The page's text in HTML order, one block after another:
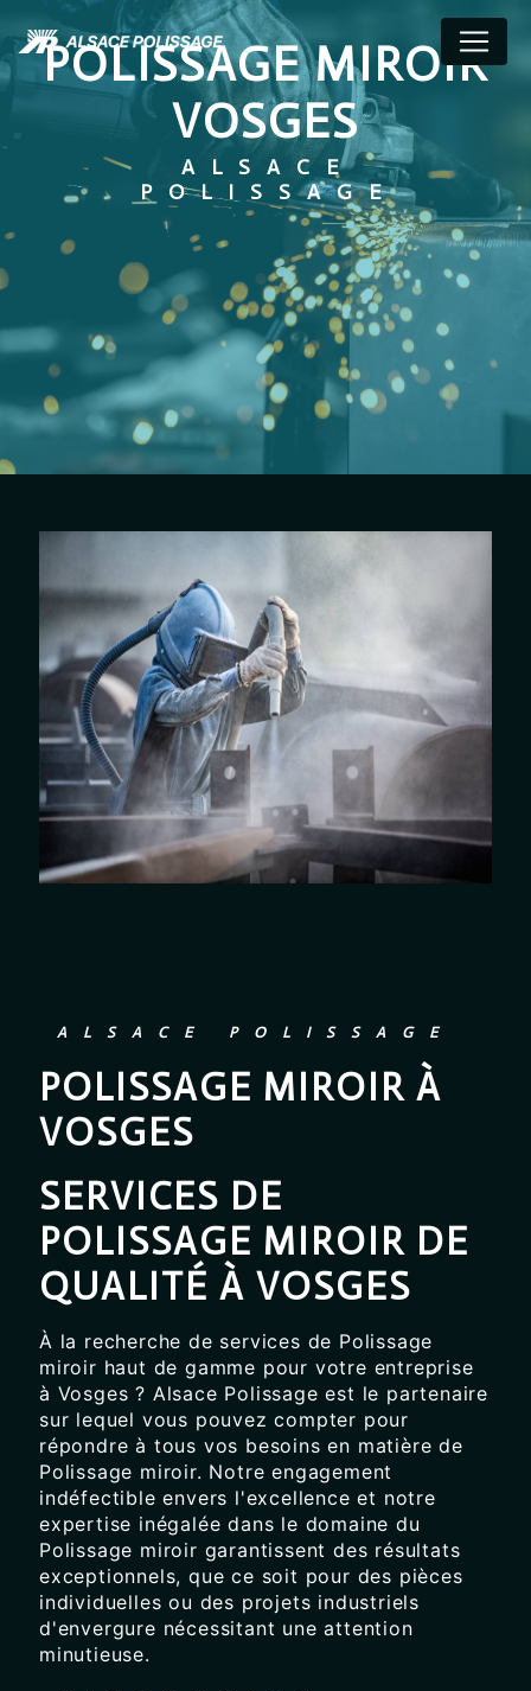
POLISSAGE MIROIR
VOSGES
ALSACE
POLISSAGE
ALSACE POLISSAGE
POLISSAGE MIROIR À
VOSGES
SERVICES DE
POLISSAGE MIROIR DE
QUALITÉ À VOSGES
À la recherche de services de Polissage
miroir haut de gamme pour votre entreprise
à Vosges ? Alsace Polissage est le partenaire
sur lequel vous pouvez compter pour
répondre à tous vos besoins en matière de
Polissage miroir. Notre engagement
indéfectible envers l'excellence et notre
expertise inégalée dans le domaine du
Polissage miroir garantissent des résultats
exceptionnels, que ce soit pour des pièces
individuelles ou des projets industriels
d'envergure nécessitant une attention
minutieuse.
Panneau de gestion des cookies